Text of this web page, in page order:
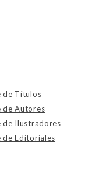
de Títulos
de Autores
de Ilustradores
de Editoriales